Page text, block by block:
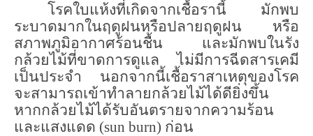
โรคใบแห้งที่เกิดจากเชื้อรานี้ มักพบ
ระบาดมากในฤดูฝนหรือปลายฤดูฝน หรือ
สภาพภูมิอากาศร้อนชื้น และมักพบในรัง
กล้วยไม้ที่ขาดการดูแล ไม่มีการฉีดสารเคมี
เป็นประจำ นอกจากนี้เชื้อราสาเหตุของโรค
จะสามารถเข้าทำลายกล้วยไม้ได้ดียิ่งขึ้น
หากกล้วยไม้ได้รับอันตรายจากความร้อน
และแสงแดด (sun burn) ก่อน